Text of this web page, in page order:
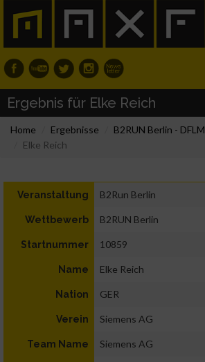
Ergebnis für Elke Reich
Home Ergebnisse B2RUN Berlin - DFLM
Elke Reich
Veranstaltung B2Run Berlin
Wettbewerb B2RUN Berlin
Startnummer 10859
Name Elke Reich
Nation GER
Verein Siemens AG
Team Name Siemens AG